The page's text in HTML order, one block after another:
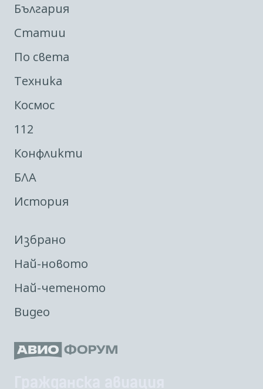
България
Статии
По света
Техника
Космос
112
Конфликти
БЛА
История
Избрано
Най-новото
Най-четеното
Видео